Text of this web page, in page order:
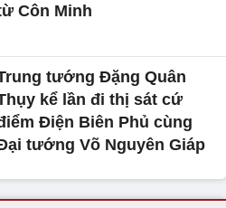
Côn Minh
tướng Đặng Quân
kể lần đi thị sát cứ
Điện Biên Phủ cùng
tướng Võ Nguyên Giáp